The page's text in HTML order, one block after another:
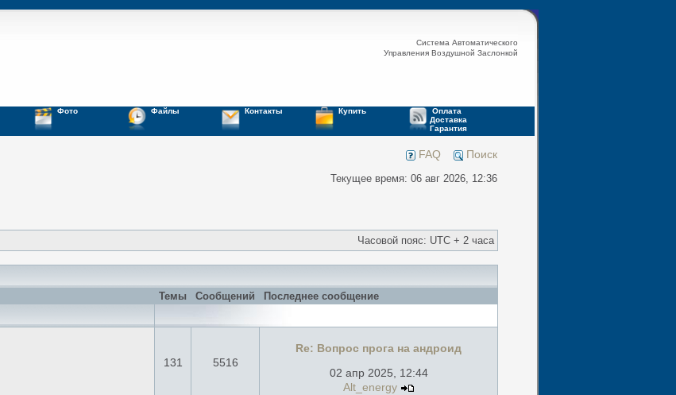
Система Автоматического
Управления Воздушной Заслонкой
Фото Файлы Контакты Купить
Оплата
Доставка
Гарантия
FAQ Поиск
Текущее время: 06 авг 2026, 12:36
Часовой пояс: UTC + 2 часа
Темы Сообщений Последнее сообщение
131 5516
Re: Вопрос прога на андроид
02 апр 2025, 12:44
Alt_energy